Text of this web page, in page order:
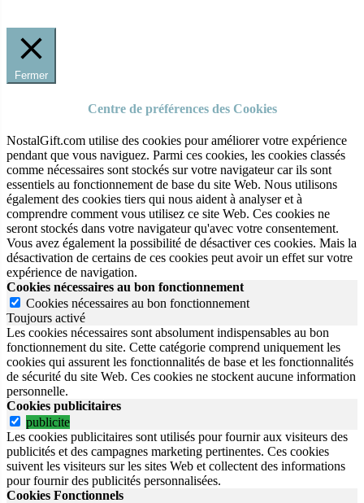
Fermer
Centre de préférences des Cookies
NostalGift.com utilise des cookies pour améliorer votre expérience
pendant que vous naviguez. Parmi ces cookies, les cookies classés
comme nécessaires sont stockés sur votre navigateur car ils sont
essentiels au fonctionnement de base du site Web. Nous utilisons
également des cookies tiers qui nous aident à analyser et à
comprendre comment vous utilisez ce site Web. Ces cookies ne
seront stockés dans votre navigateur qu'avec votre consentement.
Vous avez également la possibilité de désactiver ces cookies. Mais la
désactivation de certains de ces cookies peut avoir un effet sur votre
expérience de navigation.
Cookies nécessaires au bon fonctionnement
Cookies nécessaires au bon fonctionnement
Toujours activé
Les cookies nécessaires sont absolument indispensables au bon
fonctionnement du site. Cette catégorie comprend uniquement les
cookies qui assurent les fonctionnalités de base et les fonctionnalités
de sécurité du site Web. Ces cookies ne stockent aucune information
personnelle.
Cookies publicitaires
publicite
Les cookies publicitaires sont utilisés pour fournir aux visiteurs des
publicités et des campagnes marketing pertinentes. Ces cookies
suivent les visiteurs sur les sites Web et collectent des informations
pour fournir des publicités personnalisées.
Cookies Fonctionnels